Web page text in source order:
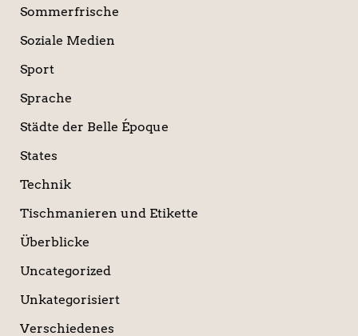
Sommerfrische
Soziale Medien
Sport
Sprache
Städte der Belle Époque
States
Technik
Tischmanieren und Etikette
Überblicke
Uncategorized
Unkategorisiert
Verschiedenes